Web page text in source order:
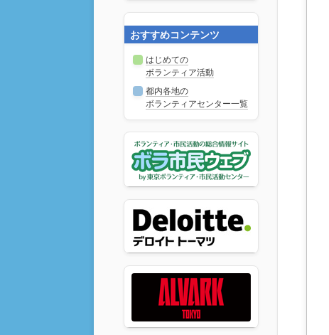
おすすめコンテンツ
はじめての
ボランティア活動
都内各地の
ボランティアセンター一覧